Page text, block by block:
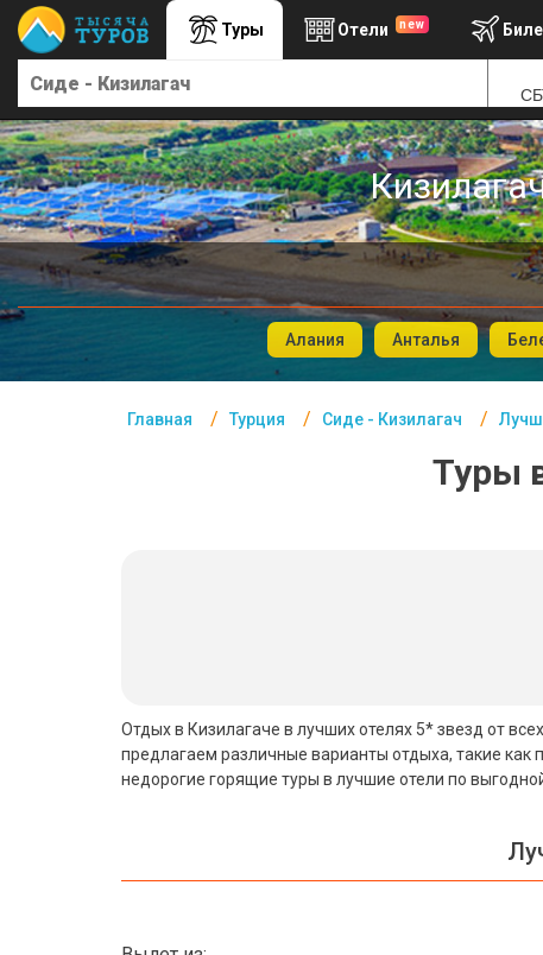
Туры Отели new
Алания Анталья
Главная Турция Сиде - Кизилагач
Туры
Отдых в Кизилагаче в лучших отелях 5* звезд от
предлагаем различные варианты отдыха, такие
недорогие горящие туры в лучшие отели по
Главная
Офис г. Москва
Помощь
Подборки отелей
Турция
ОАЭ
Северный Гоа
Южный Гоа